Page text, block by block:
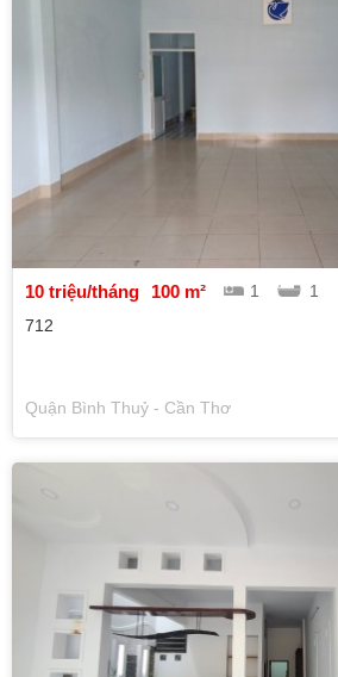
10 triệu/tháng 100 m² 1
1
712
Quận Bình Thuỷ - Cần Thơ